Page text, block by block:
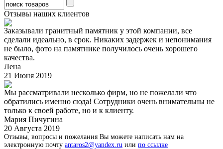
Отзывы наших клиентов
Заказывали гранитный памятник у этой компании, все
сделали идеально, в срок. Никаких задержек и непонимания
не было, фото на памятнике получилось очень хорошего
качества.
Лена
21 Июня 2019
Мы рассматривали несколько фирм, но не пожелали что
обратились именно сюда! Сотрудники очень внимательны не
только к своей работе, но и к клиенту.
Мария Пичугина
20 Августа 2019
Отзывы, вопросы и пожелания Вы можете написать нам на
электронную почту antaros2@yandex.ru или по ссылке